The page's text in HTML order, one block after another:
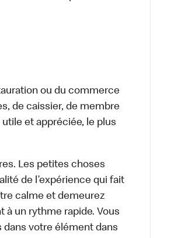
ou du commerce
de caissier, de membre
et appréciée, le plus
Les petites choses
de l’expérience qui fait
calme et demeurez
à un rythme rapide. Vous
dans votre élément dans